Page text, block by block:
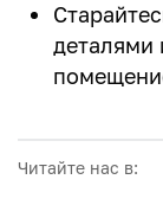
деталями
Читайте нас в: